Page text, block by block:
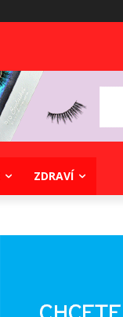
ZDRAVÍ